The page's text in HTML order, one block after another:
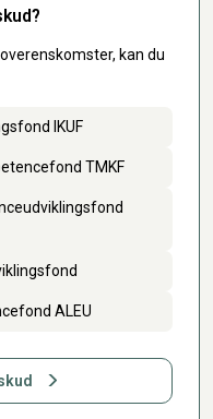
kan du
IKUF
TMKF
ALEU